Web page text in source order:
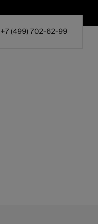
+7 (499) 702-62-99